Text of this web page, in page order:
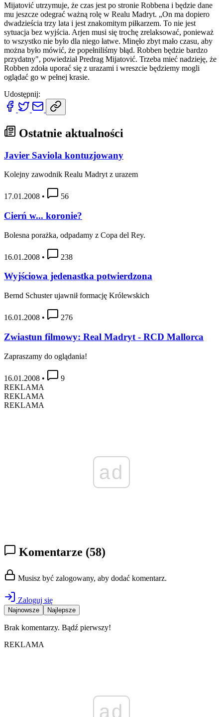
Mijatović utrzymuje, że czas jest po stronie Robbena i będzie dane
mu jeszcze odegrać ważną rolę w Realu Madryt. „On ma dopiero
dwadzieścia trzy lata i jest znakomitym piłkarzem. To nie jest
sytuacja bez wyjścia. Arjen musi się trochę zrelaksować, ponieważ
to wszystko nie było dla niego łatwe. Minęło zbyt mało czasu, aby
można było mówić, że popełniliśmy błąd. Robben będzie bardzo
przydatny", powiedział Predrag Mijatović. Trzeba mieć nadzieję, że
Robben zdoła uporać się z urazami i wreszcie będziemy mogli
oglądać go w pełnej krasie.
Udostępnij:
Ostatnie aktualności
Javier Saviola kontuzjowany
Kolejny zawodnik Realu Madryt z urazem
17.01.2008 • 56
Cierń w... koronie?
Bolesna porażka, odpadamy z Copa del Rey.
16.01.2008 • 238
Wyjściowa jedenastka potwierdzona
Bernd Schuster ujawnił formację Królewskich
16.01.2008 • 276
Zwiastun filmowy: Real Madryt - RCD Mallorca
Zapraszamy do oglądania!
16.01.2008 •
9
REKLAMA
REKLAMA
REKLAMA
ad
Komentarze (58)
Musisz być zalogowany, aby dodać komentarz.
Zaloguj się
Najnowsze Najlepsze
Brak komentarzy. Bądź pierwszy!
REKLAMA
ad